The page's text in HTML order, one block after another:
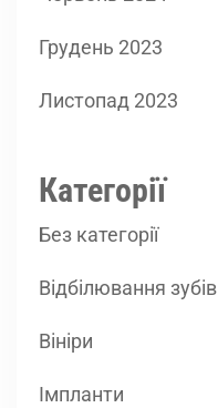
Грудень 2023
Листопад 2023
Категорії
Без категорії
Відбілювання зубів
Вініри
Імпланти